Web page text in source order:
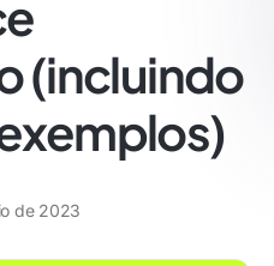
(incluindo
de 2023